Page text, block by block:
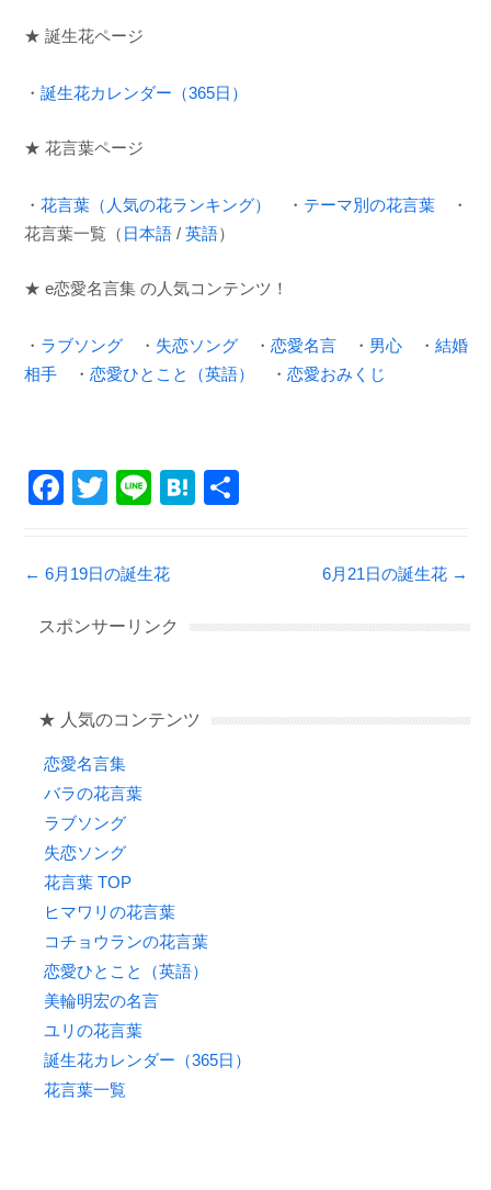
★ 誕生花ページ
・ 誕生花カレンダー（365日）
★ 花言葉ページ
・ 花言葉（人気の花ランキング） ・ テーマ別の花言葉 ・
花言葉一覧（ 日本語 / 英語）
★ e恋愛名言集 の人気コンテンツ！
・ ラブソング ・ 失恋ソング ・ 恋愛名言 ・ 男心 ・ 結婚
相手 ・ 恋愛ひとこと（英語） ・ 恋愛おみくじ
F
c
e
b
k
T
tt
er
Li
e
H
Post navigation
← 6月19日の誕生花 6月21日の誕生花 →
スポンサーリンク
★ 人気のコンテンツ
恋愛名言集
バラの花言葉
ラブソング
失恋ソング
花言葉 TOP
ヒマワリの花言葉
コチョウランの花言葉
恋愛ひとこと（英語）
美輪明宏の名言
ユリの花言葉
誕生花カレンダー（365日）
花言葉一覧